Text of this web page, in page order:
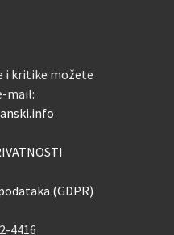
i kritike možete
mail:
(GDPR)
4416